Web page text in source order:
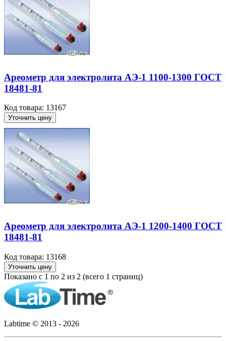
Ареометр для электролита АЭ-1 1100-1300 ГОСТ
18481-81
Код товара: 13167
Уточнить цену
Ареометр для электролита АЭ-1 1200-1400 ГОСТ
18481-81
Код товара: 13168
Уточнить цену
Показано с 1 по 2 из 2 (всего 1 страниц)
Labtime © 2013 - 2026